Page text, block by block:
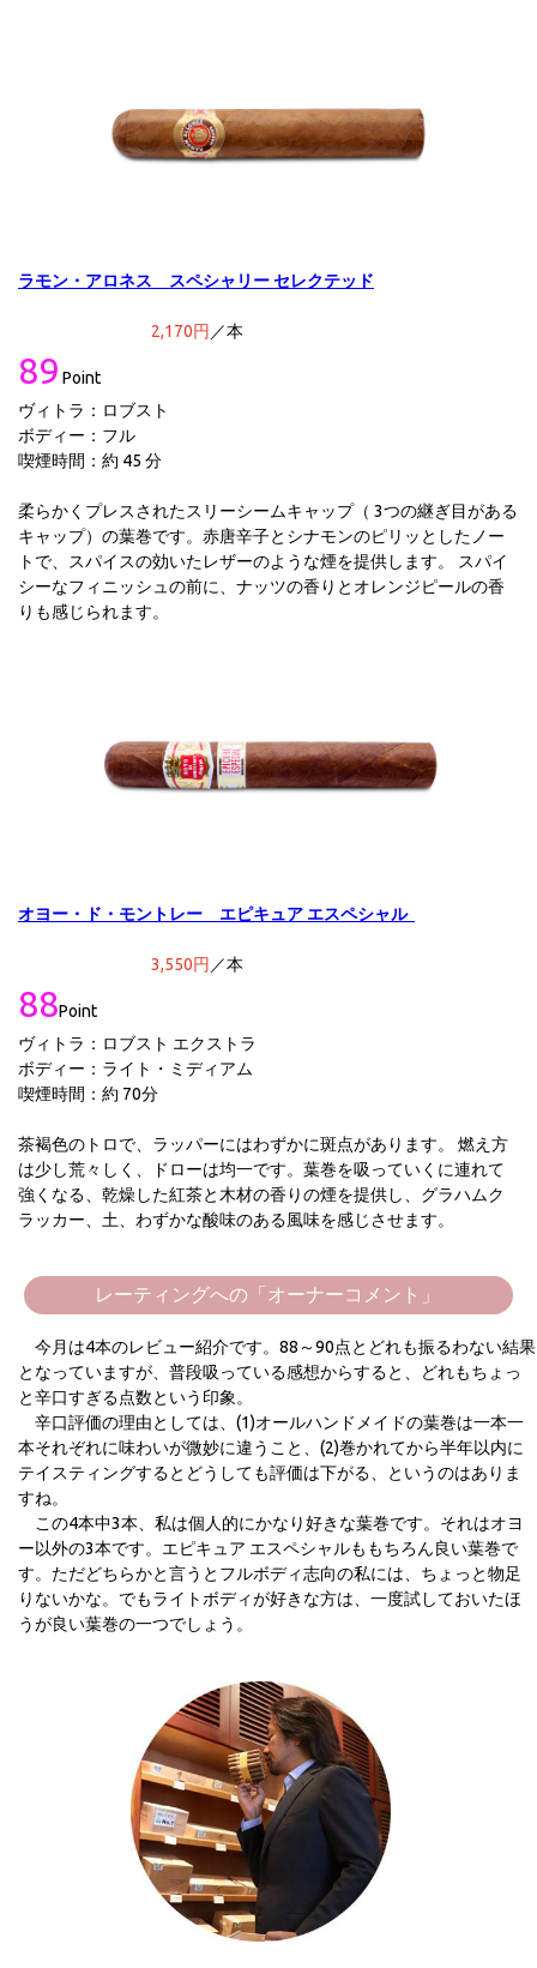
ラモン・アロネス スペシャリー セレクテッド
2,170円 ／本
89 Point
ヴィトラ：ロブスト
ボディー：フル
喫煙時間：約 45 分
柔らかくプレスされたスリーシームキャップ（ 3つの継ぎ目がある
キャップ）の葉巻です。赤唐辛子とシナモンのピリッとしたノー
トで、スパイスの効いたレザーのような煙を提供します。 スパイ
シーなフィニッシュの前に、ナッツの香りとオレンジピールの香
りも感じられます。
オヨー・ド・モントレー エピキュア エスペシャル
3,550円 ／本
88Point
ヴィトラ：ロブスト エクストラ
ボディー：ライト・ミディアム
喫煙時間：約 70分
茶褐色のトロで、ラッパーにはわずかに斑点があります。 燃え方
は少し荒々しく、ドローは均一です。葉巻を吸っていくに連れて
強くなる、乾燥した紅茶と木材の香りの煙を提供し、グラハムク
ラッカー、土、わずかな酸味のある風味を感じさせます。
レーティングへの「オーナーコメント」
今月は4本のレビュー紹介です。88～90点とどれも振るわない結果
となっていますが、普段吸っている感想からすると、どれもちょっ
と辛口すぎる点数という印象。
辛口評価の理由としては、(1)オールハンドメイドの葉巻は一本一
本それぞれに味わいが微妙に違うこと、(2)巻かれてから半年以内に
テイスティングするとどうしても評価は下がる、というのはありま
すね。
この4本中3本、私は個人的にかなり好きな葉巻です。それはオヨ
ー以外の3本です。エピキュア エスペシャルももちろん良い葉巻で
す。ただどちらかと言うとフルボディ志向の私には、ちょっと物足
りないかな。でもライトボディが好きな方は、一度試しておいたほ
うが良い葉巻の一つでしょう。